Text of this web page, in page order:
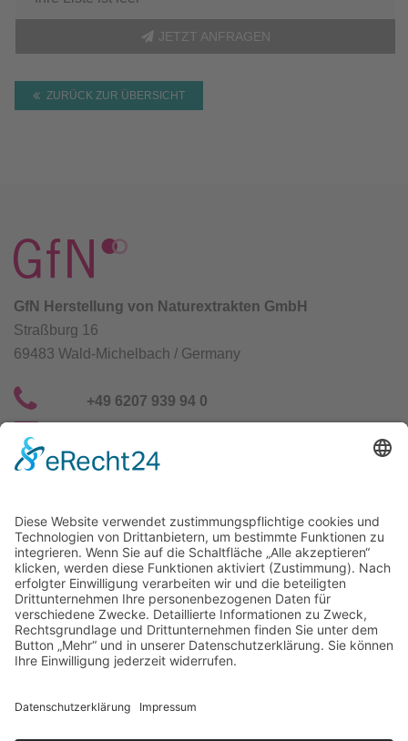
JETZT ANFRAGEN
ZURÜCK ZUR ÜBERSICHT
GfN Herstellung von Naturextrakten GmbH
Straßburg 16
69483 Wald-Michelbach / Germany
+49 6207 939 94 0
Selco Wirkstoffe Vertriebs GmbH
Straßburg 16
69483 Wald-Michelbach / Germany